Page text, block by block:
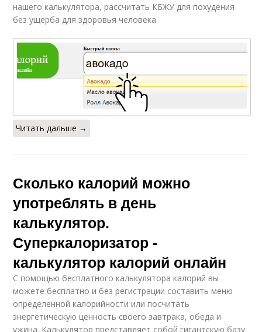
нашего калькулятора, рассчитать КБЖУ для похудения
без ущерба для здоровья человека.
Читать дальше →
Сколько калорий можно
употреблять в день
калькулятор.
Суперкалоризатор -
калькулятор калорий онлайн
С помощью бесплатного калькулятора калорий вы
можете бесплатно и без регистрации составить меню
определенной калорийности или посчитать
энергетическую ценность своего завтрака, обеда и
ужина. Калькулятор представляет собой гигантскую базу